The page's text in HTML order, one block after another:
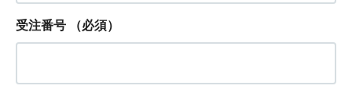
受注番号 （必須）